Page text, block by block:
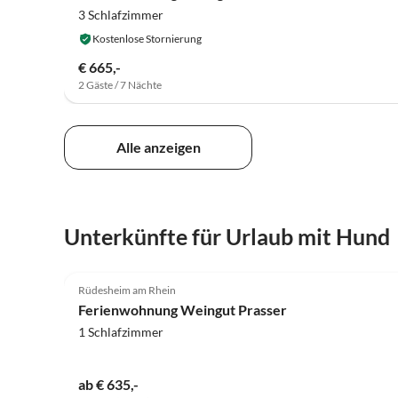
3 Schlafzimmer
Kostenlose Stornierung
€ 665,-
2 Gäste / 7 Nächte
Alle anzeigen
Unterkünfte für Urlaub mit Hund
Rüdesheim am Rhein
Ferienwohnung Weingut Prasser
1 Schlafzimmer
ab € 635,-